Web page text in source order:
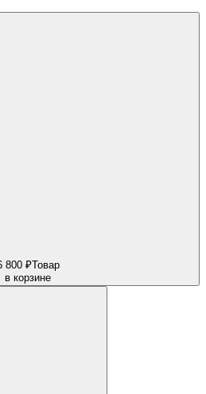
800 ₽Товар
в корзине